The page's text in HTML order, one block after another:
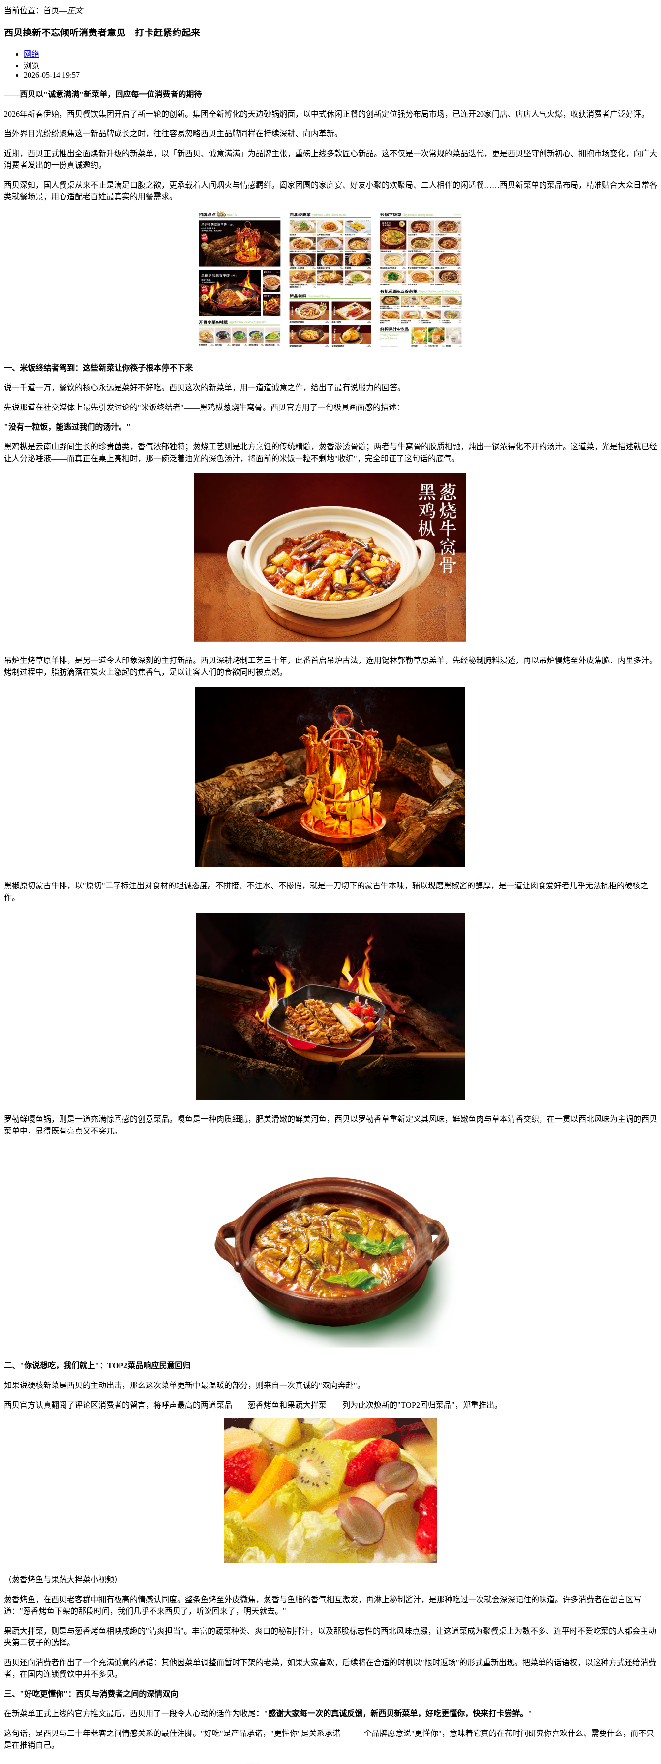
当前位置： 首页―正文
西贝换新不忘倾听消费者意见 打卡赶紧约起来
网络
浏览
2026-05-14 19:57
——西贝以"诚意满满"新菜单，回应每一位消费者的期待
2026年新春伊始，西贝餐饮集团开启了新一轮的创新。集团全新孵化的天边砂锅焖面，以中式休闲正餐的创新定位强势布局市场，已连开20家门店、店店人气火爆，收获消费者广泛好评。
当外界目光纷纷聚焦这一新品牌成长之时，往往容易忽略西贝主品牌同样在持续深耕、向内革新。
近期，西贝正式推出全面焕新升级的新菜单，以「新西贝、诚意满满」为品牌主张，重磅上线多款匠心新品。这不仅是一次常规的菜品迭代，更是西贝坚守创新初心、拥抱市场变化，向广大
消费者发出的一份真诚邀约。
西贝深知，国人餐桌从来不止是满足口腹之欲，更承载着人间烟火与情感羁绊。阖家团圆的家庭宴、好友小聚的欢聚局、二人相伴的闲适餐……西贝新菜单的菜品布局，精准贴合大众日常各
类就餐场景，用心适配老百姓最真实的用餐需求。
一、米饭终结者驾到：这些新菜让你筷子根本停不下来
说一千道一万，餐饮的核心永远是菜好不好吃。西贝这次的新菜单，用一道道诚意之作，给出了最有说服力的回答。
先说那道在社交媒体上最先引发讨论的"米饭终结者"——黑鸡枞葱烧牛窝骨。西贝官方用了一句极具画面感的描述：
"没有一粒饭，能逃过我们的汤汁。"
黑鸡枞是云南山野间生长的珍贵菌类，香气浓郁独特；葱烧工艺则是北方烹饪的传统精髓，葱香渗透骨髓；两者与牛窝骨的胶质相融，炖出一锅浓得化不开的汤汁。这道菜，光是描述就已经
让人分泌唾液——而真正在桌上亮相时，那一碗泛着油光的深色汤汁，将面前的米饭一粒不剩地"收编"，完全印证了这句话的底气。
吊炉生烤草原羊排，是另一道令人印象深刻的主打新品。西贝深耕烤制工艺三十年，此番首启吊炉古法，选用锡林郭勒草原羔羊，先经秘制腌料浸透，再以吊炉慢烤至外皮焦脆、内里多汁。
烤制过程中，脂肪滴落在炭火上激起的焦香气，足以让客人们的食欲同时被点燃。
黑椒原切蒙古牛排，以"原切"二字标注出对食材的坦诚态度。不拼接、不注水、不掺假，就是一刀切下的蒙古牛本味，辅以现磨黑椒酱的醇厚，是一道让肉食爱好者几乎无法抗拒的硬核之
作。
罗勒鲜嘎鱼锅，则是一道充满惊喜感的创意菜品。嘎鱼是一种肉质细腻，肥美滑嫩的鲜美河鱼，西贝以罗勒香草重新定义其风味，鲜嫩鱼肉与草本清香交织，在一贯以西北风味为主调的西贝
菜单中，显得既有亮点又不突兀。
二、"你说想吃，我们就上"：TOP2菜品响应民意回归
如果说硬核新菜是西贝的主动出击，那么这次菜单更新中最温暖的部分，则来自一次真诚的"双向奔赴"。
西贝官方认真翻阅了评论区消费者的留言，将呼声最高的两道菜品——葱香烤鱼和果蔬大拌菜——列为此次焕新的"TOP2回归菜品"，郑重推出。
（葱香烤鱼与果蔬大拌菜小视频）
葱香烤鱼，在西贝老客群中拥有极高的情感认同度。整条鱼烤至外皮微焦，葱香与鱼脂的香气相互激发，再淋上秘制酱汁，是那种吃过一次就会深深记住的味道。许多消费者在留言区写
道："葱香烤鱼下架的那段时间，我们几乎不来西贝了，听说回来了，明天就去。"
果蔬大拌菜，则是与葱香烤鱼相映成趣的"清爽担当"。丰富的蔬菜种类、爽口的秘制拌汁，以及那股标志性的西北风味点缀，让这道菜成为聚餐桌上为数不多、连平时不爱吃菜的人都会主动
夹第二筷子的选择。
西贝还向消费者作出了一个充满诚意的承诺：其他因菜单调整而暂时下架的老菜，如果大家喜欢，后续将在合适的时机以"限时返场"的形式重新出现。把菜单的话语权，以这种方式还给消费
者，在国内连锁餐饮中并不多见。
三、"好吃更懂你"：西贝与消费者之间的深情双向
在新菜单正式上线的官方推文最后，西贝用了一段令人心动的话作为收尾："感谢大家每一次的真诚反馈，新西贝新菜单，好吃更懂你，快来打卡尝鲜。"
这句话，是西贝与三十年老客之间情感关系的最佳注脚。"好吃"是产品承诺，"更懂你"是关系承诺——一个品牌愿意说"更懂你"，意味着它真的在花时间研究你喜欢什么、需要什么，而不只
是在推销自己。